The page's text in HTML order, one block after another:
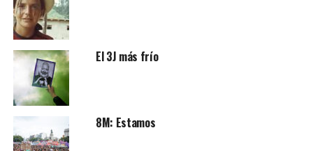
El 3J más frío
8M: Estamos